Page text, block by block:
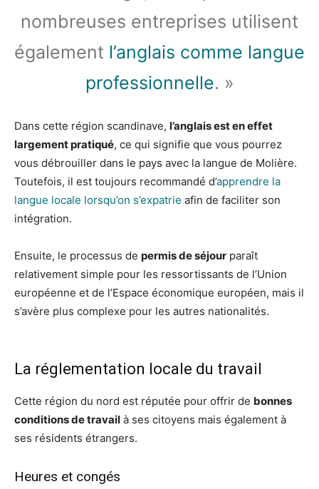
nombreuses entreprises utilisent
également l’anglais comme langue
professionnelle. »
Dans cette région scandinave, l’anglais est en effet
largement pratiqué, ce qui signifie que vous pourrez
vous débrouiller dans le pays avec la langue de Molière.
Toutefois, il est toujours recommandé d’apprendre la
langue locale lorsqu’on s’expatrie afin de faciliter son
intégration.
Ensuite, le processus de permis de séjour paraît
relativement simple pour les ressortissants de l’Union
européenne et de l’Espace économique européen, mais il
s’avère plus complexe pour les autres nationalités.
La réglementation locale du travail
Cette région du nord est réputée pour offrir de bonnes
conditions de travail à ses citoyens mais également à
ses résidents étrangers.
Heures et congés